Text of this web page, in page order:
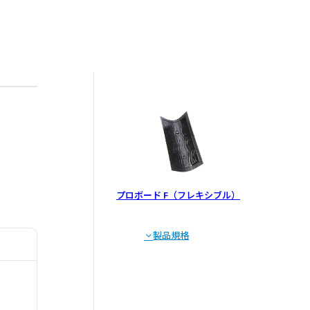
プロボード F（フレキシブル）
製品規格